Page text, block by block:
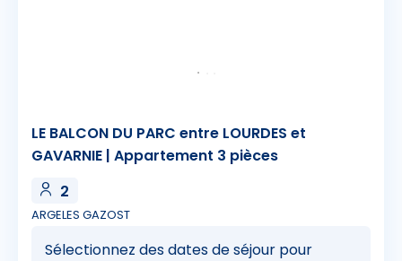
LE BALCON DU PARC entre LOURDES et
GAVARNIE | Appartement 3 pièces
2
ARGELES GAZOST
Sélectionnez des dates de séjour pour